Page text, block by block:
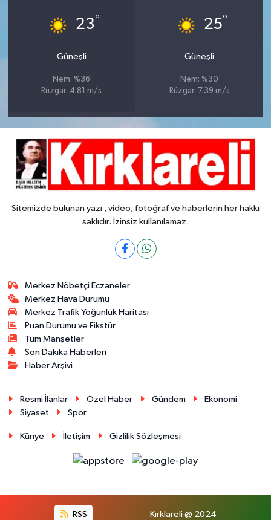
23°
Güneşli
Nem: %36
Rüzgar: 4.81 m/s
25°
Güneşli
Nem: %30
Rüzgar: 7.39 m/s
Sitemizde bulunan yazı , video, fotoğraf ve haberlerin her hakkı
saklıdır. İzinsiz kullanılamaz.
Merkez Nöbetçi Eczaneler
Merkez Hava Durumu
Merkez Trafik Yoğunluk Haritası
Puan Durumu ve Fikstür
Tüm Manşetler
Son Dakika Haberleri
Haber Arşivi
Resmi İlanlar Özel Haber Gündem
Ekonomi
Siyaset
Spor
Künye İletişim Gizlilik Sözleşmesi
RSS Kırklareli @ 2024